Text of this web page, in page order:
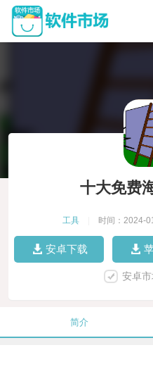
十大免费
工具 时间：2024-
安卓下载
安卓
简介